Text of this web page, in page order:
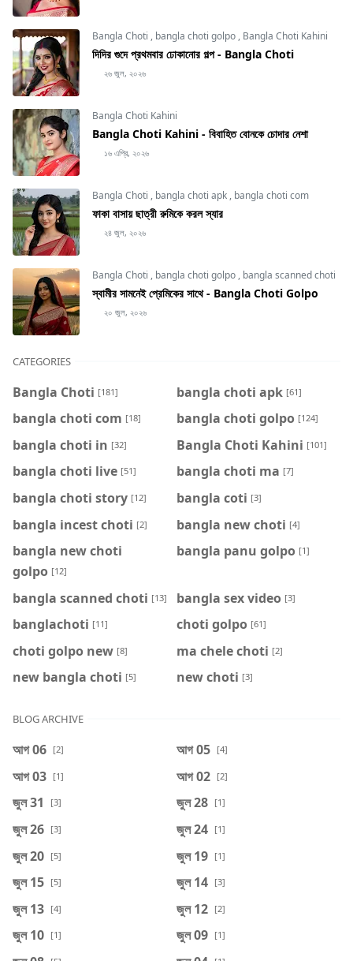
Bangla Choti , bangla choti golpo , Bangla Choti Kahini
দিদির গুদে প্রথমবার ঢোকানোর গল্প - Bangla Choti
২৬ জুল, ২০২৬
Bangla Choti Kahini
Bangla Choti Kahini - বিবাহিত বোনকে চোদার নেশা
১৬ এপ্রি, ২০২৬
Bangla Choti , bangla choti apk , bangla choti com
ফাকা বাসায় ছাত্রী রুমিকে করল স্যার
২৪ জুল, ২০২৬
Bangla Choti , bangla choti golpo , bangla scanned choti
স্বামীর সামনেই প্রেমিকের সাথে - Bangla Choti Golpo
২০ জুল, ২০২৬
CATEGORIES
Bangla Choti [181] bangla choti apk [61]
bangla choti com [18] bangla choti golpo [124]
bangla choti in [32] Bangla Choti Kahini [101]
bangla choti live [51] bangla choti ma [7]
bangla choti story [12] bangla coti [3]
bangla incest choti [2] bangla new choti [4]
bangla new choti
golpo [12]
bangla panu golpo [1]
bangla scanned choti [13] bangla sex video [3]
banglachoti [11] choti golpo [61]
choti golpo new [8] ma chele choti [2]
new bangla choti [5] new choti [3]
BLOG ARCHIVE
আগ 06 [2] আগ 05 [4]
আগ 03 [1] আগ 02 [2]
জুল 31 [3] জুল 28 [1]
জুল 26 [3] জুল 24 [1]
জুল 20 [5] জুল 19 [1]
জুল 15 [5] জুল 14 [3]
জুল 13 [4] জুল 12 [2]
জুল 10 [1] জুল 09 [1]